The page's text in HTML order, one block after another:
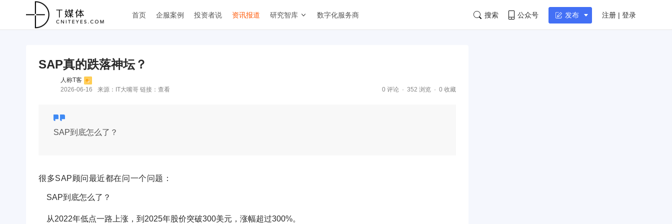
首页 企服案例 投资者说 资讯报道 研究智库 数字化服务商 搜索 公众号 发布 注册 | 登录
SAP真的跌落神坛？
人称T客
2026-06-16
来源：IT大嘴哥 链接： 查看 0 评论 352 浏览 0 收藏
SAP到底怎么了？
很多SAP顾问最近都在问一个问题：
SAP到底怎么了？
从2022年低点一路上涨，到2025年股价突破300美元，涨幅超过300%。